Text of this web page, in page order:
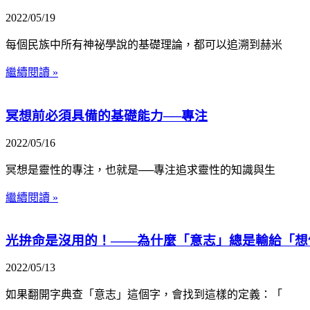
2022/05/19
每個民族中所有神祕學說的基礎理論，都可以追溯到赫米
繼續閱讀 »
冥想前必須具備的基礎能力──專注
2022/05/16
冥想是靈性的專注，也就是──專注追求靈性的知識與生
繼續閱讀 »
光拚命是沒用的！——為什麼「意志」總是輸給「想
2022/05/13
如果翻開字典查「意志」這個字，會找到這樣的定義：「